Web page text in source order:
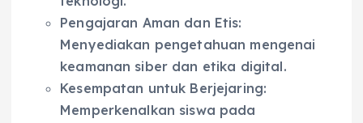
Pengajaran Aman dan Etis:
Menyediakan pengetahuan mengenai
keamanan siber dan etika digital.
Kesempatan untuk Berjejaring:
Memperkenalkan siswa pada